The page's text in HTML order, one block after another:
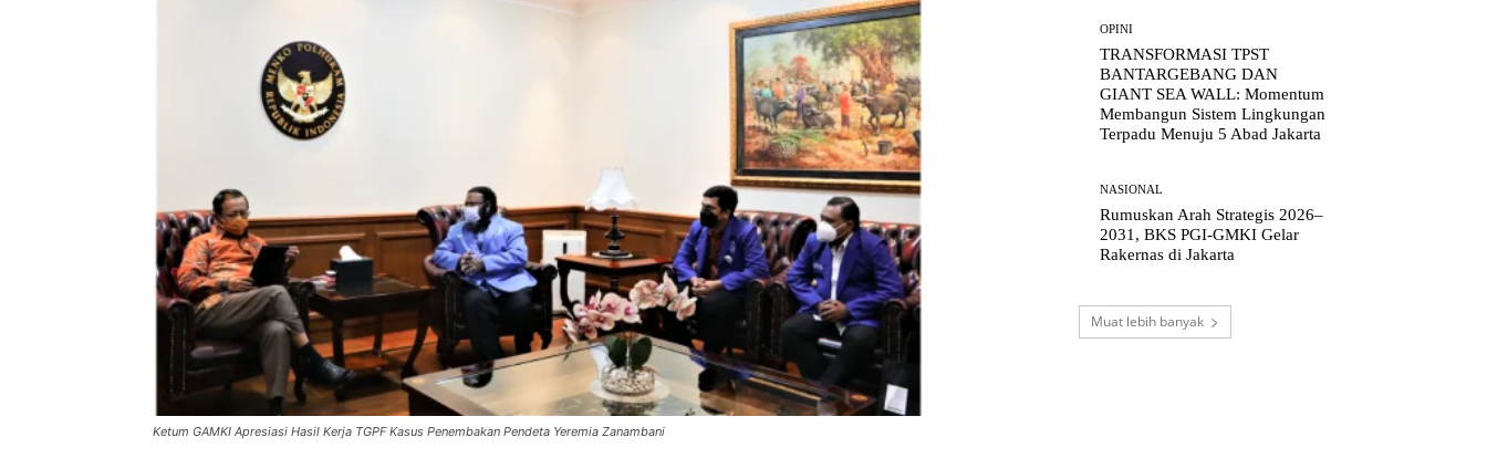
Ketum GAMKI Apresiasi Hasil Kerja TGPF Kasus Penembakan Pendeta Yeremia Zanambani
OPINI
TRANSFORMASI TPST
BANTARGEBANG DAN
GIANT SEA WALL: Momentum
Membangun Sistem Lingkungan
Terpadu Menuju 5 Abad Jakarta
NASIONAL
Rumuskan Arah Strategis 2026–
2031, BKS PGI-GMKI Gelar
Rakernas di Jakarta
Muat lebih banyak